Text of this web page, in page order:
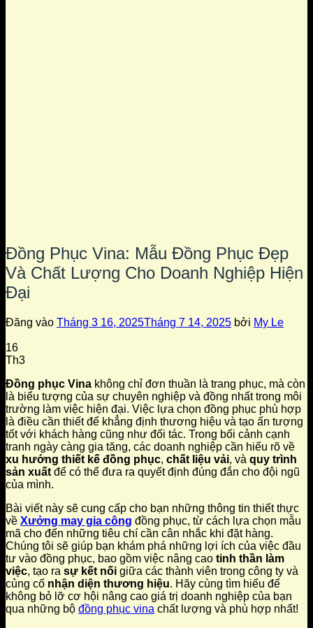
Đồng Phục Vina: Mẫu Đồng Phục Đẹp
Và Chất Lượng Cho Doanh Nghiệp Hiện
Đại
Đăng vào Tháng 3 16, 2025Tháng 7 14, 2025 bởi My Le
16
Th3
Đồng phục Vina không chỉ đơn thuần là trang phục, mà còn
là biểu tượng của sự chuyên nghiệp và đồng nhất trong môi
trường làm việc hiện đại. Việc lựa chọn đồng phục phù hợp
là điều cần thiết để khẳng định thương hiệu và tạo ấn tượng
tốt với khách hàng cũng như đối tác. Trong bối cảnh cạnh
tranh ngày càng gia tăng, các doanh nghiệp cần hiểu rõ về
xu hướng thiết kế đồng phục, chất liệu vải, và quy trình
sản xuất để có thể đưa ra quyết định đúng đắn cho đội ngũ
của mình.
Bài viết này sẽ cung cấp cho bạn những thông tin thiết thực
về Xưởng may gia công đồng phục, từ cách lựa chọn mẫu
mã cho đến những tiêu chí cần cân nhắc khi đặt hàng.
Chúng tôi sẽ giúp bạn khám phá những lợi ích của việc đầu
tư vào đồng phục, bao gồm việc nâng cao tinh thần làm
việc, tạo ra sự kết nối giữa các thành viên trong công ty và
củng cố nhận diện thương hiệu. Hãy cùng tìm hiểu để
không bỏ lỡ cơ hội nâng cao giá trị doanh nghiệp của bạn
qua những bộ đồng phục vina chất lượng và phù hợp nhất!